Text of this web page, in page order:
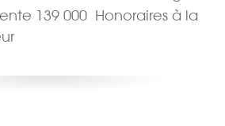
139 000  Honoraires à la